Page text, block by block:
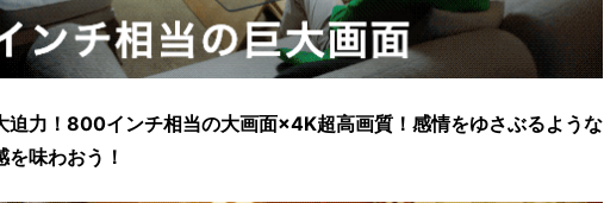
迫力！800インチ相当の大画面×4K超高画質！感情をゆさぶるような
味わおう！